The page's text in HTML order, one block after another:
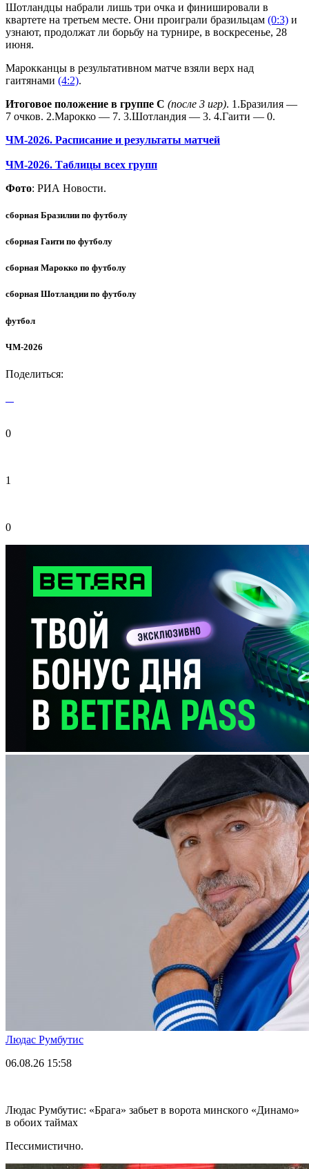
Шотландцы набрали лишь три очка и финишировали в
квартете на третьем месте. Они проиграли бразильцам (0:3) и
узнают, продолжат ли борьбу на турнире, в воскресенье, 28
июня.
Марокканцы в результативном матче взяли верх над
гаитянами (4:2).
Итоговое положение в группе С (после 3 игр). 1.Бразилия —
7 очков. 2.Марокко — 7. 3.Шотландия — 3. 4.Гаити — 0.
ЧМ-2026. Расписание и результаты матчей
ЧМ-2026. Таблицы всех групп
Фото: РИА Новости.
сборная Бразилии по футболу
сборная Гаити по футболу
сборная Марокко по футболу
сборная Шотландии по футболу
футбол
ЧМ-2026
Поделиться:
0
1
0
Людас Румбутис
06.08.26 15:58
Людас Румбутис: «Брага» забьет в ворота минского «Динамо»
в обоих таймах
Пессимистично.